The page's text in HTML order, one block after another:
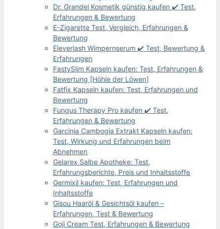
Dr. Grandel Kosmetik günstig kaufen ✔️ Test,
Erfahrungen & Bewertung
E-Zigarette Test, Vergleich, Erfahrungen &
Bewertung
Eleverlash Wimpernserum ✔️ Test, Bewertung &
Erfahrungen
FastySlim Kapseln kaufen: Test, Erfahrungen &
Bewertung [Höhle der Löwen]
Fatfix Kapseln kaufen: Test, Erfahrungen und
Bewertung
Fungus Therapy Pro kaufen ✔️ Test,
Erfahrungen & Bewertung
Garcinia Cambogia Extrakt Kapseln kaufen:
Test, Wirkung und Erfahrungen beim
Abnehmen
Gelarex Salbe Apotheke: Test,
Erfahrungsberichte, Preis und Inhaltsstoffe
Germixil kaufen: Test, Erfahrungen und
Inhaltsstoffe
Gisou Haaröl & Gesichtsöl kaufen –
Erfahrungen, Test & Bewertung
Goji Cream Test, Erfahrungen & Bewertung